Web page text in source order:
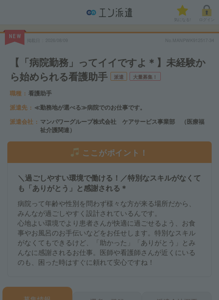
気になる!
NEW
No.MANPWK912517-34
【「病院勤務」ってイイですよ＊】未経験か
ら始められる看護助手
派遣 大量募集！
職種
看護助手
派遣先
≪勤務地が選べる≫病院でのお仕事です。
派遣会社
マンパワーグループ株式会社 ケアサービス事業部 （医療福
祉介護関連）
ここがポイント！
＼過ごしやすい環境で働ける！／特別なスキルがなくて
も「ありがとう」と感謝される＊
病院って年齢や性別を問わず様々な方が来る場所だから、
みんなが過ごしやすく設計されているんです。
心地よい環境でより患者さんが快適に過ごせるよう、お食
事やお風呂のお手伝いなどをお任せします。特別なスキル
がなくてもできるけど、「助かった」「ありがとう」とみ
んなに感謝されるお仕事。医師や看護師さんが近くにいる
のも、困った時はすぐに頼れて安心ですね！